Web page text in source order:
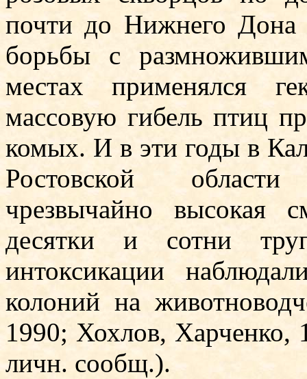
почти до Нижнего Дона
борьбы с
местах применялся
массовую гибель птиц
комых. И в эти годы в
Ростовской
чрезвычайно вы­сокая
десятки и сотни
интоксикации
колоний на
1990; Хохлов,
личн. сообщ.).